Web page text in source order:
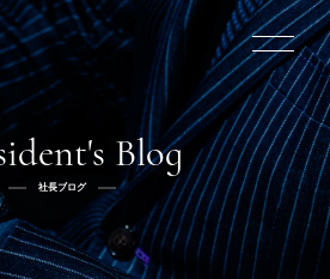
inBlueについて
ヒストリー
オーダー方法
Blog
社長ブログ